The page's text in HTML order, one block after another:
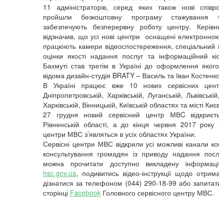
11 адміністраторів, серед яких також нові
пройшли безкоштовну програму стажування
забезпечують безперервну роботу центру.
відзначив, що усі нові центри оснащені
працюють камери відеоспостереження,
оцінки якості надання послуг та інформаційний
Бахмуті став третім в Україні до оформлення
відома дизайн-студія BRATY – Василь та Іван
В Україні працює вже 10 нових сервісних
Дніпропетровській, Харківській, Луганській,
Харківській, Вінницькій, Київській областях та місті
27 грудня новий сервісний центр МВC
Рівненській області, а до кінця червня 2017 року
центри МВС з’являться в усіх областях України.
Сервісні центри МВС відкрили усі можливі канали
консультування громадян із приводу надання
можна прочитати доступно викладену
hsc.gov.ua, подивитись відео-інструкції щодо
дізнатися за телефоном (044) 290-18-99 або
сторінці Facebook Головного сервісного центру МВС.